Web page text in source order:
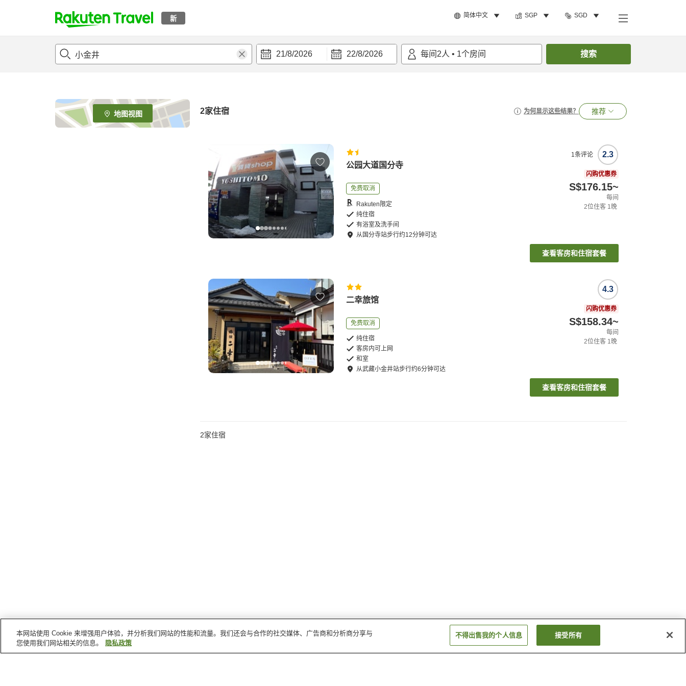
新 简体中文 SGP SGD
t
p
e
_
s
21/8/2026 22/8/2026 每间 2人 • 1个房间 搜索
地图视图 2家住宿 为何显示这些结果？ 推荐
公园大道国分寺
免费取消
Rakuten限定
纯住宿
有浴室及洗手间
从国分寺站步行约12分钟可达
2.3
1条评论
闪购优惠券
S$176.15~
每间
2位住客 1晚
查看客房和住宿套餐
二幸旅馆
免费取消
纯住宿
客房内可上网
和室
从武藏小金井站步行约6分钟可达
4.3
闪购优惠券
S$158.34~
每间
2位住客 1晚
查看客房和住宿套餐
2家住宿
本网站使用 Cookie 来增强用户体验，并分析我们网站的性能和流量。我们还会与合作的社交媒体、广告商和分析商分享与
您使用我们网站相关的信息。
隐私政策
不得出售我的个人信息 接受所有